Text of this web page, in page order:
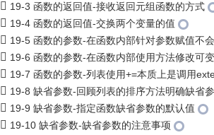
19-3 函数的返回值-接收返回元组函数的方式
19-4 函数的返回值-交换两个变量的值
19-5 函数的参数-在函数内部针对参数赋值不
19-6 函数的参数-在函数内部使用方法修改可
19-7 函数的参数-列表使用+=本质上是调用
19-8 缺省参数-回顾列表的排序方法明确缺省
19-9 缺省参数-指定函数缺省参数的默认值
19-10 缺省参数-缺省参数的注意事项